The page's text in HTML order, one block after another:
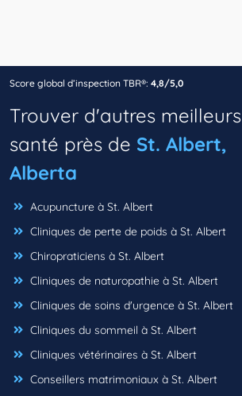
Score global d’inspection TBR®: 4,8/5,0
Trouver d'autres meilleurs
santé près de St. Albert,
Alberta
Acupuncture à St. Albert
Cliniques de perte de poids à St. Albert
Chiropraticiens à St. Albert
Cliniques de naturopathie à St. Albert
Cliniques de soins d'urgence à St. Albert
Cliniques du sommeil à St. Albert
Cliniques vétérinaires à St. Albert
Conseillers matrimoniaux à St. Albert